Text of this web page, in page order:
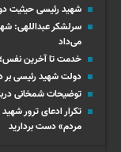
شهید رئیسی حیثیت
سرلشکر عبداللهی:
می‌داد
خدمت تا آخرین نفس؛
دولت شهید رئیسی بر
توضیحات شمخانی
تکرار ادعای ترور
مردم» دست بردارید